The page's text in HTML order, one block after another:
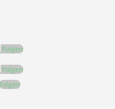
Folgen
Folgen